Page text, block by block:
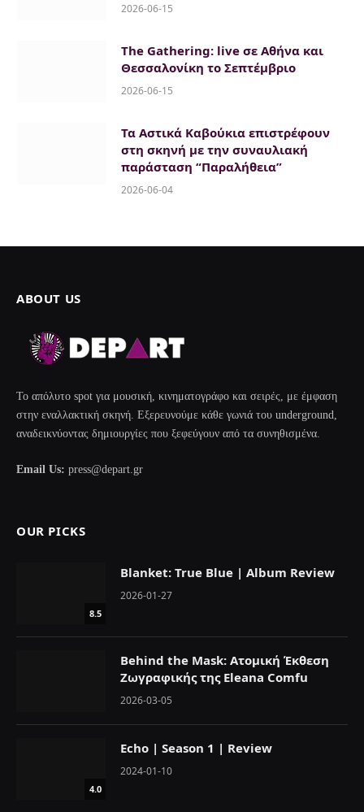
2026-06-15
The Gathering: live σε Αθήνα και
Θεσσαλονίκη το Σεπτέμβριο
2026-06-15
Τα Αστικά Καβούκια επιστρέφουν
στη σκηνή με την συναυλιακή
παράσταση “Παραλήθεια”
2026-06-04
ABOUT US
Το απόλυτο spot για μουσική, κινηματογράφο και σειρές, με έμφαση
στην εναλλακτική σκηνή. Εξερευνούμε κάθε γωνιά του underground,
αναδεικνύοντας δημιουργίες που ξεφεύγουν από τα συνηθισμένα.
Email Us: press@depart.gr
OUR PICKS
8.5
Blanket: True Blue | Album Review
2026-01-27
Behind the Mask: Ατομική Έκθεση
Ζωγραφικής της Eleana Comfu
2026-03-05
4.0
Echo | Season 1 | Review
2024-01-10